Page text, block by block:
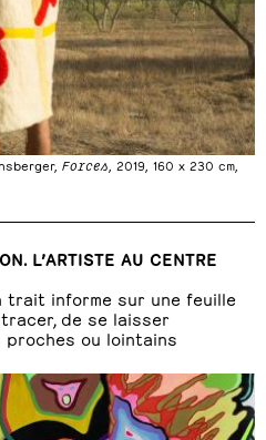
Forces , 2019, 160 x 230 cm,
L’ARTISTE AU CENTRE
trait informe sur une feuille
de se laisser
proches ou lointains